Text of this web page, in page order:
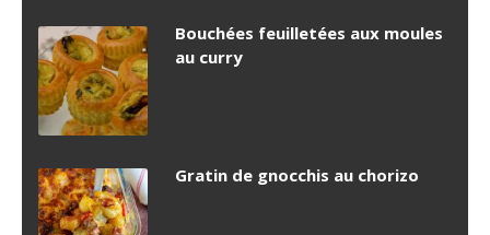
Bouchées feuilletées aux moules
au curry
Gratin de gnocchis au chorizo